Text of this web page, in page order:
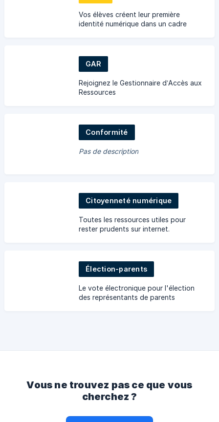
Vos élèves créent leur première
identité numérique dans un cadre
GAR
Rejoignez le Gestionnaire d’Accès aux
Ressources
Conformité
Pas de description
Citoyenneté numérique
Toutes les ressources utiles pour
rester prudents sur internet.
Élection-parents
Le vote électronique pour l'élection
des représentants de parents
Vous ne trouvez pas ce que vous
cherchez ?